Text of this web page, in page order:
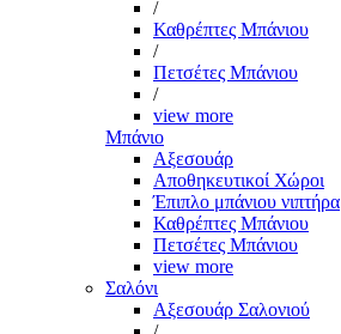
/
Καθρέπτες Μπάνιου
/
Πετσέτες Μπάνιου
/
view more
Μπάνιο
Αξεσουάρ
Αποθηκευτικοί Χώροι
Έπιπλο μπάνιου νιπτήρα
Καθρέπτες Μπάνιου
Πετσέτες Μπάνιου
view more
Σαλόνι
Αξεσουάρ Σαλονιού